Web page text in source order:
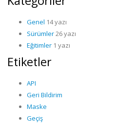
Genel 14 yazı
Sürümler26 yazı
Eğitimler 1 yazı
Etiketler
API
Geri Bildirim
Maske
Geçiş